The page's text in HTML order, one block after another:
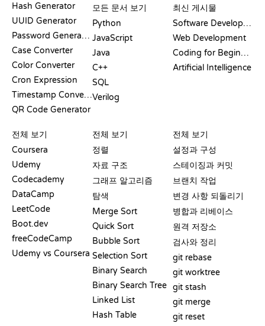
Hash Generator
UUID Generator
Password Generator
Case Converter
Color Converter
Cron Expression
Timestamp Converter
QR Code Generator
모든 문서 보기
Python
JavaScript
Java
C++
SQL
Verilog
최신 게시물
Software Development
Web Development
Coding for Beginners
Artificial Intelligence
전체 보기
Coursera
Udemy
Codecademy
DataCamp
LeetCode
Boot.dev
freeCodeCamp
Udemy vs Coursera
전체 보기
정렬
자료 구조
그래프 알고리즘
탐색
Merge Sort
Quick Sort
Bubble Sort
Selection Sort
Binary Search
Binary Search Tree
Linked List
Hash Table
전체 보기
설정과 구성
스테이징과 커밋
브랜치 작업
변경 사항 되돌리기
병합과 리베이스
원격 저장소
검사와 정리
git rebase
git worktree
git stash
git merge
git reset